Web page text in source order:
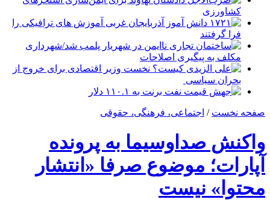
کشاورزی
۱۷۲۱ دانش آموز آذربایجان غربی آموزش های ترافیکی را
فرا گرفتند
ساختمان تجاری ناایمن در شهریار پلمب شد/شهرداری
مکلف به پیگیری اصلاحات
علی الزیدی کیست؟ نخست وزیر اقتصادی برای خروج از
بحران سیاسی
جهش قیمت نفت برنت به ۱۱۰.۱ دلار
صفحه نخست / اجتماعی، فرهنگی، حقوقی
واکنش صداوسیما به پرونده
آپارات؛ موضوع صرفا «انتشار
محتوا» نیست